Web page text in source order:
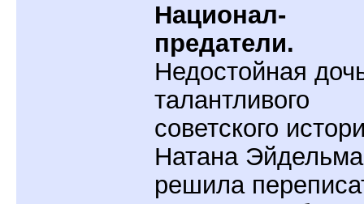
Национал-
предатели.
Недостойная
талантливого
советского
Натана
решила